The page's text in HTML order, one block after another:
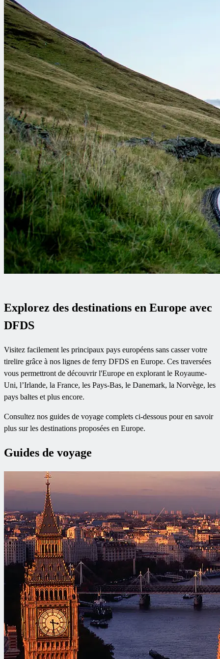
Explorez des destinations en Europe avec
DFDS
Visitez facilement les principaux pays européens sans casser votre
tirelire grâce à nos lignes de ferry DFDS en Europe. Ces traversées
vous permettront de découvrir l'Europe en explorant le Royaume-
Uni, l’Irlande, la France, les Pays-Bas, le Danemark, la Norvège, les
pays baltes et plus encore.
Consultez nos guides de voyage complets ci-dessous pour en savoir
plus sur les destinations proposées en Europe.
Guides de voyage